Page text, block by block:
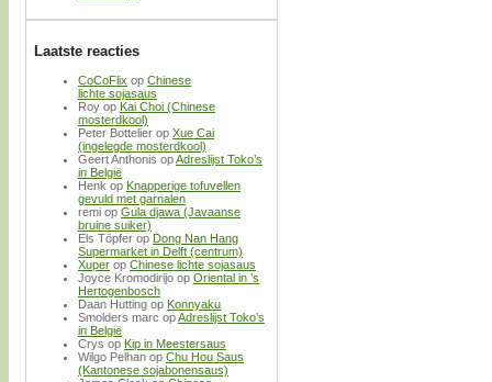
Laatste reacties
CoCoFlix op Chinese
lichte sojasaus
Roy op Kai Choi (Chinese
mosterdkool)
Peter Bottelier op Xue Cai
(ingelegde mosterdkool)
Geert Anthonis opAdreslijst Toko’s
in België
Henk op Knapperige tofuvellen
gevuld met garnalen
remi op Gula djawa (Javaanse
bruine suiker)
Els Töpfer op Dong Nan Hang
Supermarket in Delft (centrum)
Xuper op Chinese lichte sojasaus
Joyce Kromodirijo op Oriental in ’s
Hertogenbosch
Daan Hutting op Konnyaku
Smolders marc opAdreslijst Toko’s
in België
Crys op Kip in Meestersaus
Wilgo Pelhan op Chu Hou Saus
(Kantonese sojabonensaus)